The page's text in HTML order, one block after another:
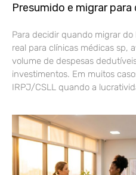
Presumido e migrar para
Para decidir quando migrar
real para clínicas médicas sp,
volume de despesas
investimentos. Em muitos
IRPJ/CSLL quando a